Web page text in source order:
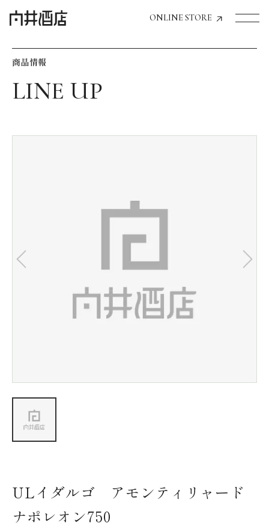
ONLINE STORE
飲食店経営のお客様
お気に入り機能の活用方法
会社情報
商品情報
ULイダルゴ アモンティリャード
ナポレオン750